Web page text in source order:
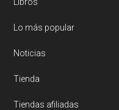
Lo más popular
Noticias
Tienda
Tiendas afiliadas